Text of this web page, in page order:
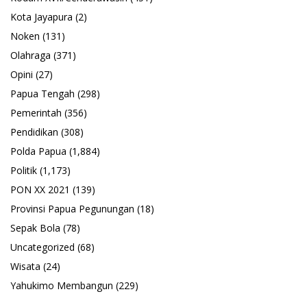
Kota Jayapura (2)
Noken (131)
Olahraga (371)
Opini (27)
Papua Tengah (298)
Pemerintah (356)
Pendidikan (308)
Polda Papua (1,884)
Politik (1,173)
PON XX 2021 (139)
Provinsi Papua Pegunungan (18)
Sepak Bola (78)
Uncategorized (68)
Wisata (24)
Yahukimo Membangun (229)